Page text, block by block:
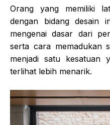
Orang yang memiliki
dengan bidang desain
mengenai dasar dari
serta cara memadukan
menjadi satu kesatuan
terlihat lebih menarik.